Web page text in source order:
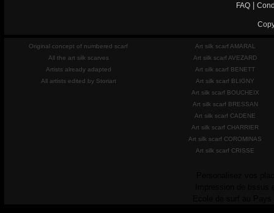
FAQ|
Original concept of numbered scarf
All the art silk scarves
Artists already adapted
All artists edited by Storiart
Art silk scarf AMARAL
Art silk scarf AVEZARD
Art silk scarf BENETT
Art silk scarf BLIGNY
Art silk scarf BOUCHEIX
Art silk scarf BRESSAN
Art silk scarf CADENE
Art silk scarf CHARRIER
Art silk scarf COROMINAS
Art silk scarf CRISSE